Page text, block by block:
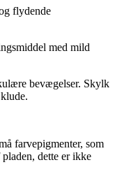
flydende
med mild
bevægelser. Skylk
farvepigmenter, som
dette er ikke